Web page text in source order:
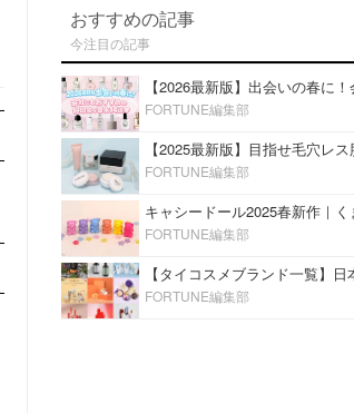
おすすめの記事
今注目の記事
FORTUNE編集部
FORTUNE編集部
FORTUNE編集部
FORTUNE編集部